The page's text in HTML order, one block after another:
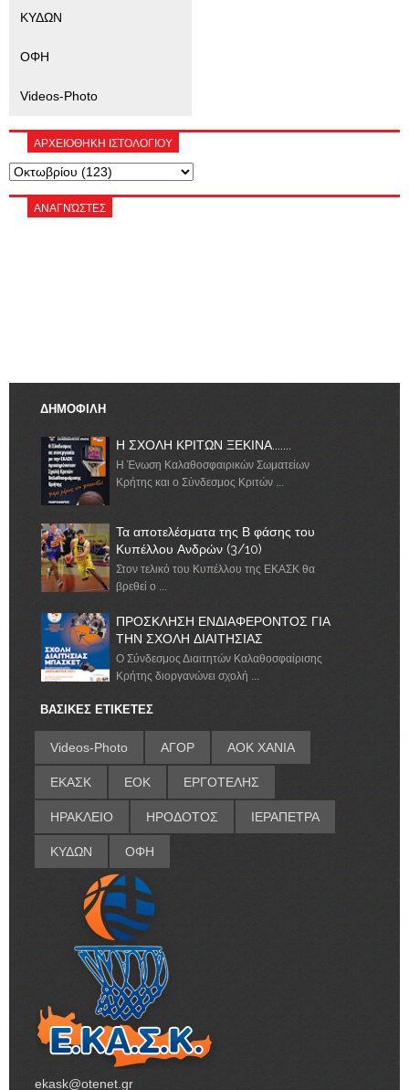
ΚΥΔΩΝ
ΟΦΗ
Videos-Photo
ΑΡΧΕΙΟΘΗΚΗ ΙΣΤΟΛΟΓΙΟΥ
ΑΝΑΓΝΏΣΤΕΣ
ΔΗΜΟΦΙΛΗ
Η ΣΧΟΛΗ ΚΡΙΤΩΝ ΞΕΚΙΝΑ.......
Η Ένωση Καλαθοσφαιρικών Σωματείων
Κρήτης και ο Σύνδεσμος Κριτών ...
Τα αποτελέσματα της Β φάσης του
Κυπέλλου Ανδρών (3/10)
Στον τελικό του Κυπέλλου της ΕΚΑΣΚ θα
βρεθεί ο ...
ΠΡΟΣΚΛΗΣΗ ΕΝΔΙΑΦΕΡΟΝΤΟΣ ΓΙΑ
ΤΗΝ ΣΧΟΛΗ ΔΙΑΙΤΗΣΙΑΣ
Ο Σύνδεσμος Διαιτητών Καλαθοσφαίρισης
Κρήτης διοργανώνει σχολή ...
ΒΑΣΙΚΕΣ ΕΤΙΚΕΤΕΣ
Videos-Photo ΑΓΟΡ ΑΟΚ ΧΑΝΙΑ
ΕΚΑΣΚ ΕΟΚ ΕΡΓΟΤΕΛΗΣ
ΗΡΑΚΛΕΙΟ ΗΡΟΔΟΤΟΣ ΙΕΡΑΠΕΤΡΑ
ΚΥΔΩΝ ΟΦΗ
ekask@otenet.gr